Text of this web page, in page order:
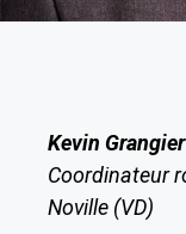
Kevin Grangier
Coordinateur
Noville (VD)